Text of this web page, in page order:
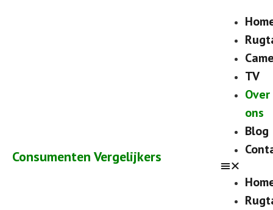
Consumenten Vergelijkers
TV
Over
ons
Blog